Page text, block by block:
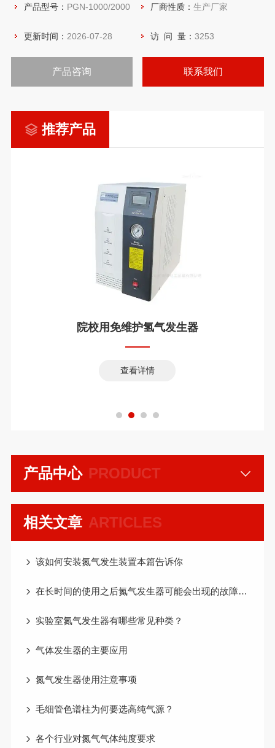
产品型号： PGN-1000/2000 厂商性质： 生产厂家
更新时间： 2026-07-28 访 问 量： 3253
产品咨询 联系我们
推荐产品
院校用免维护氢气发生器
查看详情
PRODUCT
产品中心
ARTICLES
相关文章
该如何安装氮气发生装置本篇告诉你
在长时间的使用之后氮气发生器可能会出现的故障总结
实验室氮气发生器有哪些常见种类？
气体发生器的主要应用
氮气发生器使用注意事项
毛细管色谱柱为何要选高纯气源？
各个行业对氮气气体纯度要求